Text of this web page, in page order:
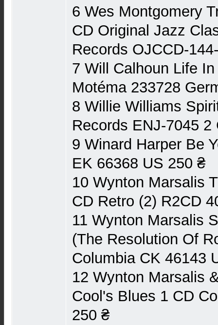
6 Wes Montgomery
CD Original Jazz
Records OJCCD-
7 Will Calhoun Life
Motéma 233728
8 Willie Williams
Records ENJ-7045 2
9 Winard Harper Be
EK 66368 US 250 ₴
10 Wynton Marsalis
CD Retro (2) R2CD
11 Wynton Marsalis
(The Resolution Of
Columbia CK 46143
12 Wynton Marsalis
Cool's Blues 1 CD
250 ₴